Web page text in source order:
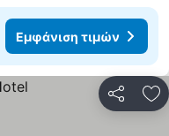
Εμφάνιση τιμών